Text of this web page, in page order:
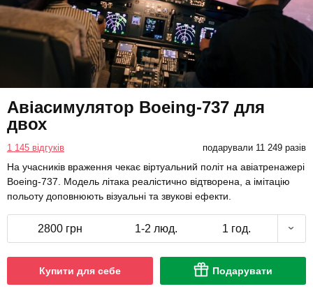
Авіасимулятор Boeing-737 для
двох
1 145 відгуків подарували 11 249 разів
На учасників враження чекає віртуальний політ на авіатренажері
Boeing-737. Модель літака реалістично відтворена, а імітацію
польоту доповнюють візуальні та звукові ефекти.
2800 грн 1-2 люд. 1 год.
Купити для себе Подарувати